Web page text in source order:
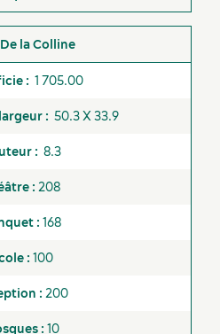
De la Colline
1 705.00
50.3 X 33.9
8.3
208
168
100
200
10